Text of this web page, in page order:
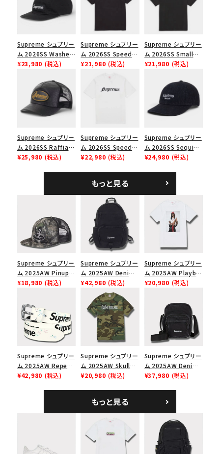
価格から探す
在庫のない商品を表示する
Supreme シュプリー
ム 2026SS Washed
Chino Twill Camp
ノツイル キャンプキャ
ップ ブラック
¥23,980 (税込)
Supreme シュプリー
ム 2026SS Speed
Tee スピードTシャツ
¥21,980 (税込)
Supreme シュプリー
ム 2026SS Small
Box Tee スモールボ
¥21,980 (税込)
Supreme シュプリー
ム 2026SS Raffia
Mesh Back 5-Panel
¥25,980 (税込)
Supreme シュプリー
ム 2026SS Speed
Tee スピードTシャツ
¥22,980 (税込)
Supreme シュプリー
ム 2026SS Sequin
Denim Classic
シックロゴ 6パネルキ
ャップ ブラック
¥24,980 (税込)
もっと見る
Supreme シュプリー
ム 2025AW Pinup
Mesh Back 5-Panel
ュバック 5パネルキャ
ップ トゥルーティン
バーHTC フォールカ
¥18,980 (税込)
Supreme シュプリー
ム 2025AW Denim
Backpack デニム バ
ックパック ブラック
¥42,980 (税込)
Supreme シュプリー
ム 2025AW Playboi
Carti Tee プレイボ
¥20,980 (税込)
Supreme シュプリー
ム 2025AW Repeat
Leather Belt リピー
¥42,980 (税込)
Supreme シュプリー
ム 2025AW Skull
Tee スカル Tシャ
¥20,980 (税込)
Supreme シュプリー
ム 2025AW Denim
Shoulder Bag デニ
¥37,980 (税込)
もっと見る